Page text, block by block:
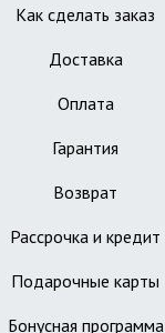
Как сделать заказ
Доставка
Оплата
Гарантия
Возврат
Рассрочка и кредит
Подарочные карты
Бонусная программа